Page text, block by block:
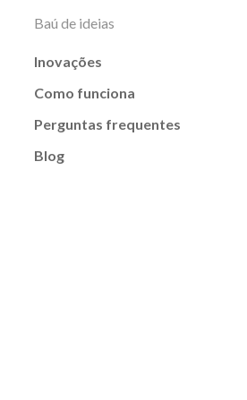
Baú de ideias
Inovações
Como funciona
Perguntas frequentes
Blog